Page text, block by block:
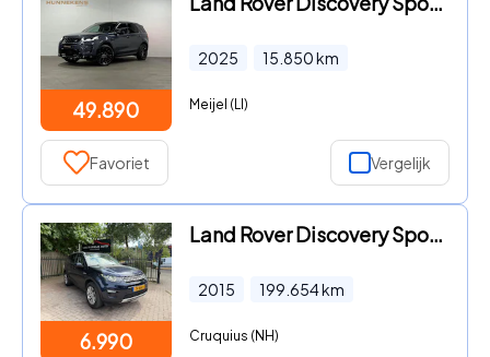
49.890
2025 15.850km
Meijel (LI)
Favoriet Vergelijk
6.990
Land Rover Discovery Sport - 2.0 TD4 HSE Luxury Leder Nav Clima EX BPM
2015 199.654km
Cruquius (NH)